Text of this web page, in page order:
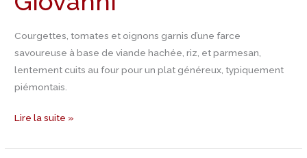
Courgettes, tomates et oignons garnis d’une farce
savoureuse à base de viande hachée, riz, et parmesan,
lentement cuits au four pour un plat généreux, typiquement
piémontais.
Lire la suite »